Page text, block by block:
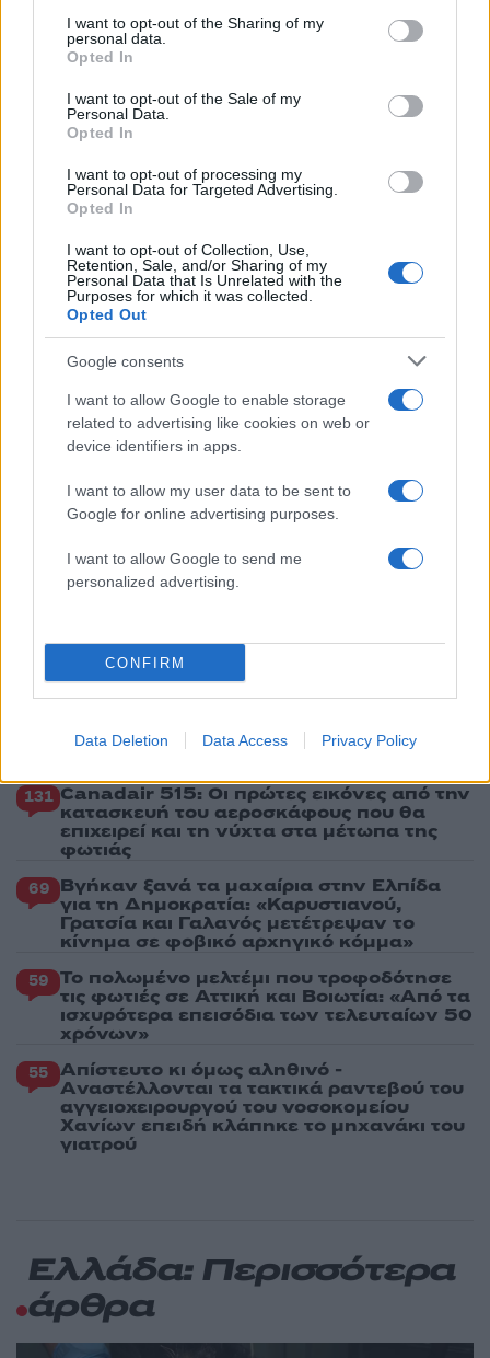
not limited to your visit or usage behaviour. You may click to
grant or deny consent to Google and its third-party tags to
use your data for below specified purposes in below Google
consent section.
I want to opt-out of the Sharing of my
personal data.
Opted In
I want to opt-out of the Sale of my
Personal Data.
Opted In
I want to opt-out of processing my
Personal Data for Targeted Advertising.
Opted In
I want to opt-out of Collection, Use,
Retention, Sale, and/or Sharing of my
Personal Data that Is Unrelated with the
Purposes for which it was collected.
Opted Out
Google consents
I want to allow Google to enable storage
related to advertising like cookies on web or
device identifiers in apps.
I want to allow my user data to be sent to
Google for online advertising purposes.
I want to allow Google to send me
personalized advertising.
CONFIRM
Data Deletion Data Access Privacy Policy
τελευταία νέατης ημέρας
Πιο δημοφιλή
Σέρρες: Βίντεο ντοκουμέντο από το
οδηγός του φορτηγού κατέγραψε τη
σύγκρουση
Marfin: Η 46χρονη πήρε προθεσμία για να
απολογηθεί την Τρίτη – «Είναι αθώα,
συμμετείχε στη διαδήλωση όπως και
100.000 άτομα»
Σίντνεϊ Τάουλ: Πέθανε σε ηλικία 26 ετών η
σταρ του TikTok – Kατέγραφε τη ζωή της
με τον καρκίνο
θεωρηθούν δωρεές και να επιβληθεί φόρος
– Τι ισχυεί για τις γονικές παροχές
Κυψέλη: «Δεν μπορώ να το πιστέψω» –
Σοκαρισμένο το ζευγάρι Αμερικανών που
φιλοξενούσε τον 26χρονο Αφγανό στη
Λέσβο
Πιο σχολιασμένα
Καρυστιανού - Η επόμενη μέρα για την
131 Canadair 515: Οι πρώτες εικόνες από την
κατασκευή του αεροσκάφους που θα
επιχειρεί και τη νύχτα στα μέτωπα της
φωτιάς
69 Βγήκαν ξανά τα μαχαίρια στην Ελπίδα
για τη Δημοκρατία: «Καρυστιανού,
Γρατσία και Γαλανός μετέτρεψαν το
κίνημα σε φοβικό αρχηγικό κόμμα»
59 Το πολωμένο μελτέμι που τροφοδότησε
τις φωτιές σε Αττική και Βοιωτία: «Από τα
ισχυρότερα επεισόδια των τελευταίων 50
χρόνων»
55 Απίστευτο κι όμως αληθινό -
Aναστέλλονται τα τακτικά ραντεβού του
αγγειοχειρουργού του νοσοκομείου
Χανίων επειδή κλάπηκε το μηχανάκι του
γιατρού
Ελλάδα: Περισσότερα
άρθρα